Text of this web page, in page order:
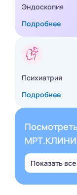
Эндоскопия
Подробнее
Психиатрия
Подробнее
Показать